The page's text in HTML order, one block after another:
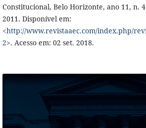
Constitucional, Belo Horizonte, ano 11, n.
2011. Disponível em:
<http://www.revistaaec.com/index.php/
2>. Acesso em: 02 set. 2018.